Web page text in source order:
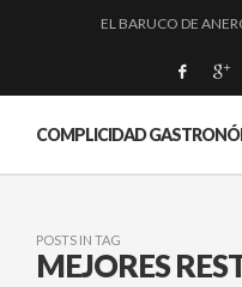
EL BARUCO DE
MONTIA:
CA SEKO : LA
COMPLICIDAD
POSTS IN TAG
MEJORES